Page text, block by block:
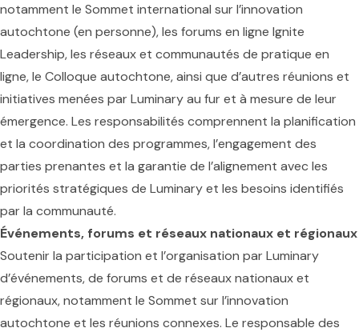
notamment le Sommet international sur l’innovation
autochtone (en personne), les forums en ligne Ignite
Leadership, les réseaux et communautés de pratique en
ligne, le Colloque autochtone, ainsi que d’autres réunions et
initiatives menées par Luminary au fur et à mesure de leur
émergence. Les responsabilités comprennent la planification
et la coordination des programmes, l’engagement des
parties prenantes et la garantie de l’alignement avec les
priorités stratégiques de Luminary et les besoins identifiés
par la communauté.
Événements, forums et réseaux nationaux et régionaux
Soutenir la participation et l’organisation par Luminary
d’événements, de forums et de réseaux nationaux et
régionaux, notamment le Sommet sur l’innovation
autochtone et les réunions connexes. Le responsable des